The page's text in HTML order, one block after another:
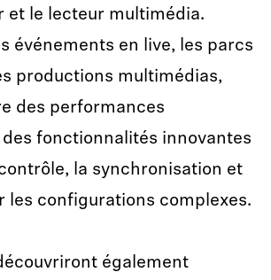
et le lecteur multimédia.
événements en live, les parcs
productions multimédias,
des performances
fonctionnalités innovantes
la synchronisation et
les configurations complexes.
également